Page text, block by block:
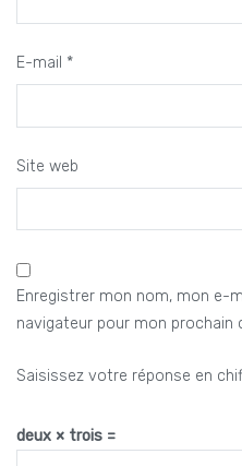
E-mail *
Site web
Enregistrer mon nom, mon e-
navigateur pour mon prochain
Saisissez votre réponse en
deux × trois =